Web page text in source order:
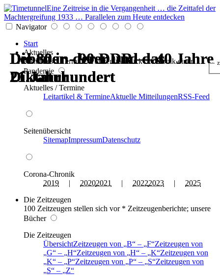
Eine Zeitreise in die Vergangenheit … die Zeittafel der
Machtergreifung 1933 … Parallelen zum Heute entdecken
Navigator
Start
Aktuelles
Aktuelles * Termine * Seitenüberblick * Chronik einer
Pandemie
Aktuelles / Termine
Leitartikel & TermineAktuelle MitteilungenRSS-Feed
Seitenübersicht
SitemapImpressumDatenschutz
Corona-Chronik
2019 | 20202021 | 20222023 | 2025
Die Zeitzeugen
100 Zeitzeugen stellen sich vor * Zeitzeugenberichte; unsere
Bücher
Die Zeitzeugen
ÜbersichtZeitzeugen von B – F Zeitzeugen von
G
– H Zeitzeugen von H – K Zeitzeugen von
K
– P Zeitzeugen von P – S Zeitzeugen von
S
–
Z
Die 80er - 90er und das
21.Jahrhundert
Leben in der DDR — 40 Jahre
Diktatur
Die 80er - 90er und das
21.Jahrhundert
Die 80er - 90er und das
21.Jahrhundert
Leben in der DDR — 40 Jahre
Diktatur
Die 80er - 90er und das
21.Jahrhundert